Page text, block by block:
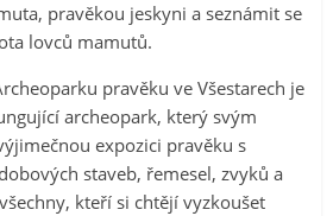
pravěkou jeskyni a seznámit se
lovců mamutů.
pravěku ve Všestarech je
archeopark, který svým
expozici pravěku s
staveb, řemesel, zvyků a
kteří si chtějí vyzkoušet